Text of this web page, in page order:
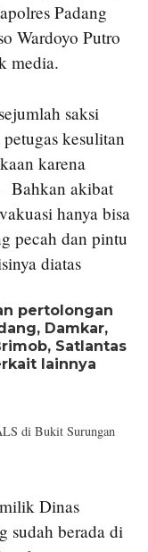
Padang
Wardoyo Putro
media.
saksi
kesulitan
karena
Bahkan akibat
hanya bisa
pecah dan pintu
diatas
pertolongan
Damkar,
Satlantas
lainnya
di Bukit Surungan
Dinas
sudah berada di